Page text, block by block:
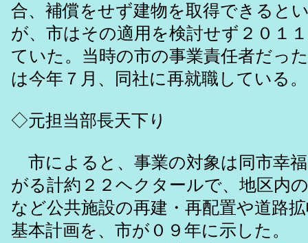
合、補償をせず建物を取得できると
が、市はその適用を検討せず２０１
ていた。当時の市の事業責任者だっ
は今年７月、同社に再就職している。
◇元担当部長天下り
市によると、事業の対象は同市幸
がる計約２２ヘクタールで、地区内
など公共施設の再建・再配置や道路
基本計画を、市が０９年に示した。